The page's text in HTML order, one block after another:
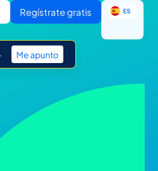
Regístrate gratis ES
IT
Me apunto